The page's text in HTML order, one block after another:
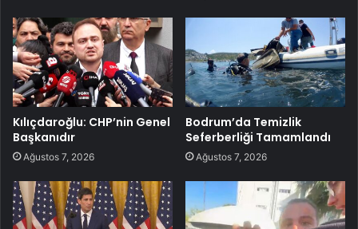
Kılıçdaroğlu: CHP’nin Genel
Başkanıdır
Ağustos 7, 2026
Bodrum’da Temizlik
Seferberliği Tamamlandı
Ağustos 7, 2026